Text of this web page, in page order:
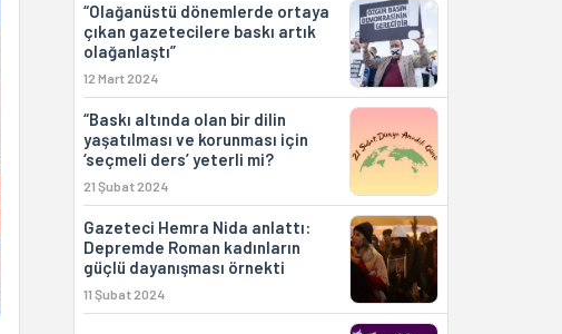
“Olağanüstü dönemlerde ortaya
çıkan gazetecilere baskı artık
olağanlaştı”
12 Mart 2024
“Baskı altında olan bir dilin
yaşatılması ve korunması için
‘seçmeli ders’ yeterli mi?
21 Şubat 2024
Gazeteci Hemra Nida anlattı:
Depremde Roman kadınların
güçlü dayanışması örnekti
11 Şubat 2024